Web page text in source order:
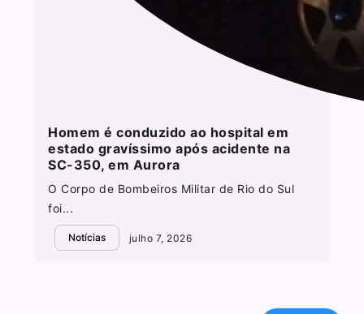
Homem é conduzido ao hospital em
estado gravíssimo após acidente na
SC-350, em Aurora
O Corpo de Bombeiros Militar de Rio do Sul
foi...
Notícias julho 7, 2026